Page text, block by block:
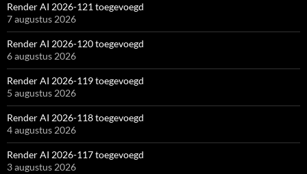
Render AI 2026-121 toegevoegd
7 augustus 2026
Render AI 2026-120 toegevoegd
6 augustus 2026
Render AI 2026-119 toegevoegd
5 augustus 2026
Render AI 2026-118 toegevoegd
4 augustus 2026
Render AI 2026-117 toegevoegd
3 augustus 2026